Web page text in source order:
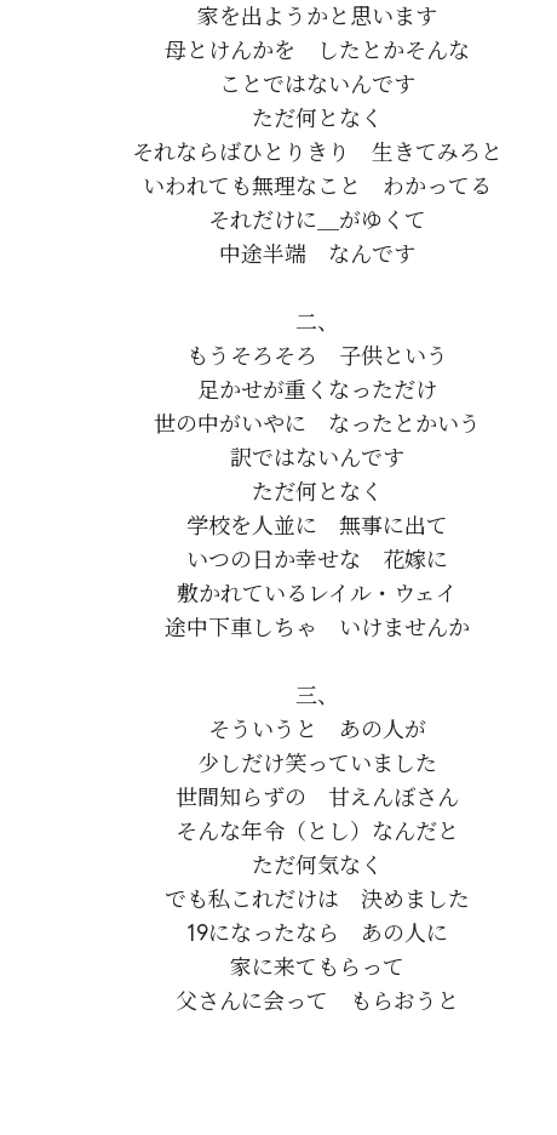
家を出ようかと思います
母とけんかを　したとかそんな
ことではないんです
ただ何となく
それならばひとりきり　生きてみろと
いわれても無理なこと　わかってる
それだけに＿がゆくて
中途半端　なんです
二、
もうそろそろ　子供という
足かせが重くなっただけ
世の中がいやに　なったとかいう
訳ではないんです
ただ何となく
学校を人並に　無事に出て
いつの日か幸せな　花嫁に
敷かれているレイル・ウェイ
途中下車しちゃ　いけませんか
三、
そういうと　あの人が
少しだけ笑っていました
世間知らずの　甘えんぼさん
そんな年令（とし）なんだと
ただ何気なく
でも私これだけは　決めました
19になったなら　あの人に
家に来てもらって